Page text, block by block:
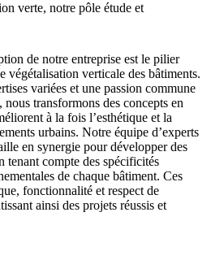
verte, notre pôle étude et
de notre entreprise est le pilier
végétalisation verticale des bâtiments.
variées et une passion commune
transformons des concepts en
à la fois l’esthétique et la
urbains. Notre équipe d’experts
en synergie pour développer des
tenant compte des spécificités
de chaque bâtiment. Ces
fonctionnalité et respect de
ainsi des projets réussis et